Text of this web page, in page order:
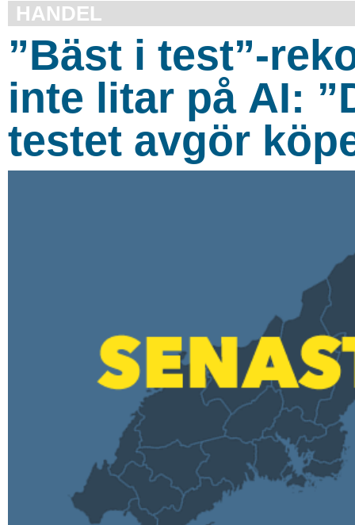
HANDEL
”Bäst i test”-
inte litar på AI:
testet avgör